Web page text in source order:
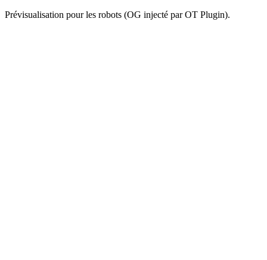
Prévisualisation pour les robots (OG injecté par OT Plugin).